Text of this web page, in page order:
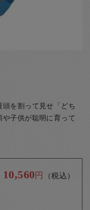
を割って見せ「どち
子供が聡明に育って
10,560 円 （税込）